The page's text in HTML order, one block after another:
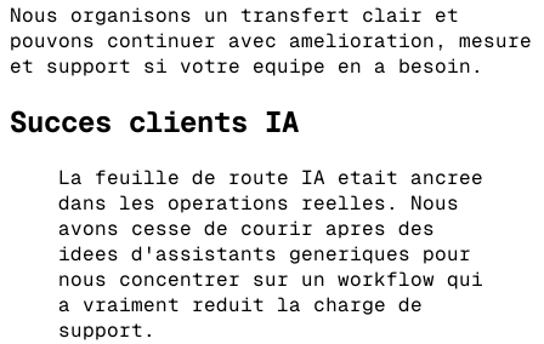
Nous organisons un transfert clair et
pouvons continuer avec amelioration, mesure
et support si votre equipe en a besoin.
Succes clients IA
La feuille de route IA etait ancree
dans les operations reelles. Nous
avons cesse de courir apres des
idees d'assistants generiques pour
nous concentrer sur un workflow qui
a vraiment reduit la charge de
support.